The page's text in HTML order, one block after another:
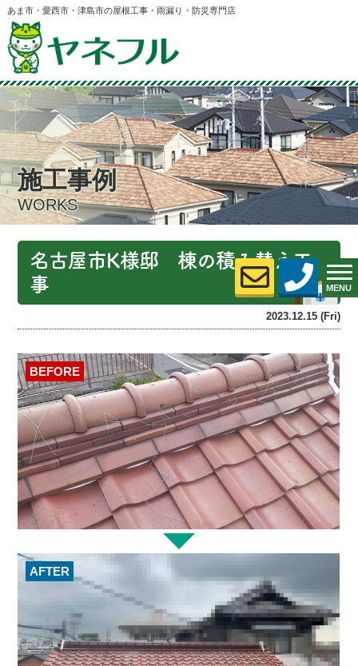
あま市・愛西市・津島市の屋根工事・雨漏り・防災専門店
MENU
施工事例
WORKS
名古屋市K様邸 棟の積み替え工
事
2023.12.15 (Fri)
BEFORE
AFTER